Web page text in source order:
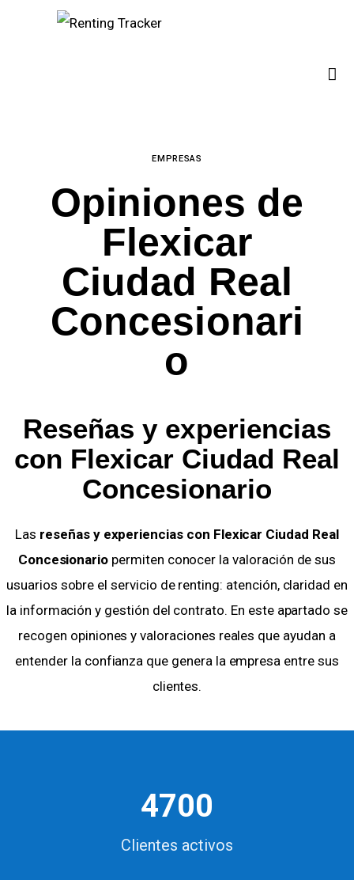
¿Quiénes somos?
EMPRESAS
Opiniones de
Flexicar
Ciudad Real
Concesionari
o
Reseñas y experiencias
con Flexicar Ciudad Real
Concesionario
Las reseñas y experiencias con Flexicar Ciudad Real
Concesionario permiten conocer la valoración de sus
usuarios sobre el servicio de renting: atención, claridad en
la información y gestión del contrato. En este apartado se
recogen opiniones y valoraciones reales que ayudan a
entender la confianza que genera la empresa entre sus
clientes.
4700
Clientes activos